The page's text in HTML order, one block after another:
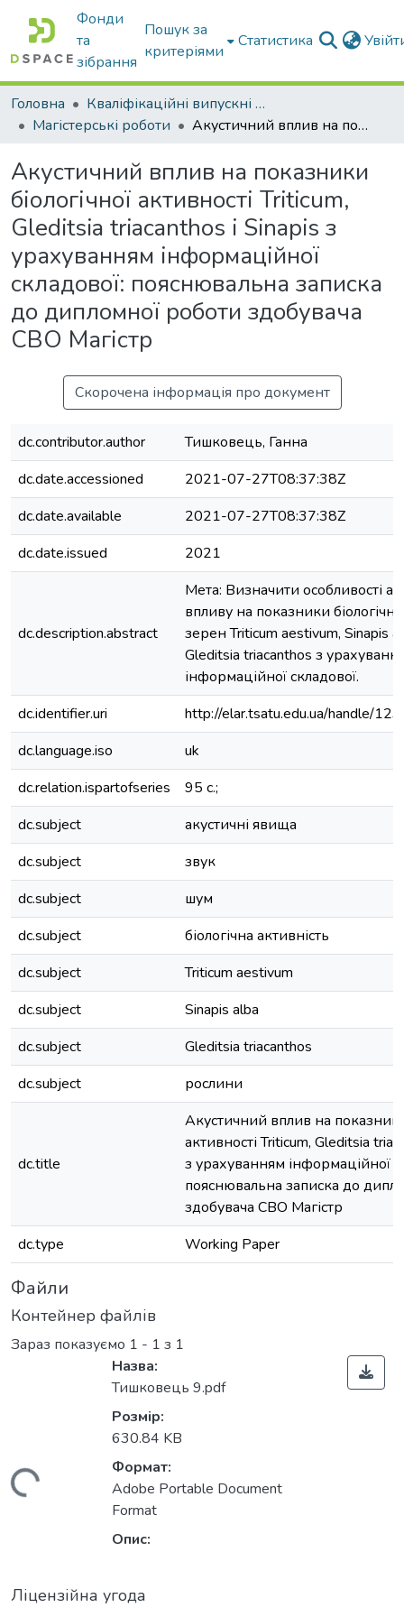
Фонди
та
зібрання
Пошук за
критеріями
Статистика
Головна
Кваліфікаційні випускні роботи бакалаврів і магістрів
Магістерські роботи
Акустичний вплив на показники біологічної активності Triticum, Gleditsia triacanthos i Sinapis з урахуванням інформаційної складової: пояснювальна записка до дипломної роботи здобувача СВО Магістр
Акустичний вплив на показники
біологічної активності Triticum,
Gleditsia triacanthos i Sinapis з
урахуванням інформаційної
складової: пояснювальна записка
до дипломної роботи здобувача
СВО Магістр
Скорочена інформація про документ
dc.contributor.author
Тишковець, Ганна
dc.date.accessioned
2021-07-27T08:37:38Z
dc.date.available
2021-07-27T08:37:38Z
dc.date.issued
2021
dc.description.abstract
Мета: Визначити особливості
впливу на показники
зерен Triticum aestivum, Sinapis
Gleditsia triacanthos з
інформаційної складової.
dc.identifier.uri
http://elar.tsatu.edu.ua/handle/
dc.language.iso
uk
dc.relation.ispartofseries
95 с.;
dc.subject
акустичні явища
dc.subject
звук
dc.subject
шум
dc.subject
біологічна активність
dc.subject
Triticum aestivum
dc.subject
Sinapis alba
dc.subject
Gleditsia triacanthos
dc.subject
рослини
dc.title
Акустичний вплив на показники
активності Triticum, Gleditsia
з урахуванням інформаційної
пояснювальна записка до
здобувача СВО Магістр
dc.type
Working Paper
Файли
Контейнер файлів
Зараз показуємо 1 - 1 з 1
Назва:
Тишковець 9.pdf
Розмір:
630.84 KB
Формат:
Adobe Portable Document
Format
Опис:
Ліцензійна угода